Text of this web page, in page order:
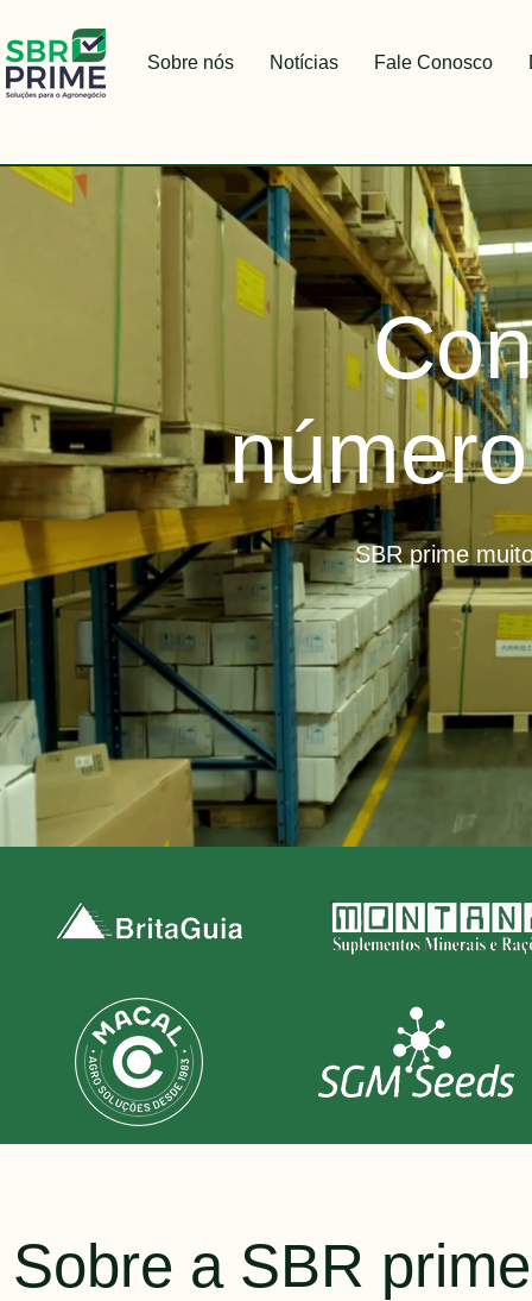
Sobre nós Notícias Fale Conosco
SBR prime
Sobre a SBR prime